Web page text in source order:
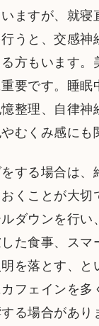
ますが、就寝
うと、交感神
方もいます。
要です。睡眠
整理、自律神
むくみ感にも
する場合は、
くことが大切
ダウンを行い
た食事、スマ
を落とす、と
フェインを多
る場合があり